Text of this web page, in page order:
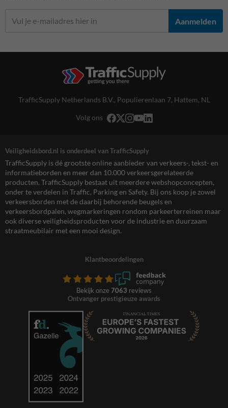
Aanmelden
TrafficSupply Netherlands B.V., Populierenlaan 7, Hattem, NL
Volg ons
Veiligheidsbord.nl is onderdeel van TrafficSupply
TrafficSupply is dé grootste online aanbieder van verkeers-, tekst- en
informatieborden en meer dan 10.000 verkeersgerelateerde
producten. TrafficSupply bestaat uit meerdere webshopconcepten,
onder te verdelen in Traffic, Parking en Safety. Bij ons koop je zowel
verkeersborden met de daarbij behorende beugels en
verkeersbordpalen, wegmarkeringen rondom parkeerterreinen maar
ook diverse veiligheidsproducten voor de industrie en duurzaam
straatmeubilair met een mooi design.
Klantbeoordelingen
Bekijk onze 7063 reviews
Ontvanger prestigieuze awards